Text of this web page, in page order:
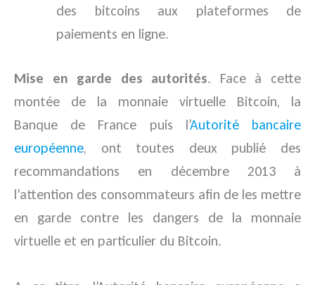
des bitcoins aux plateformes de
paiements en ligne.
Mise en garde des autorités. Face à cette
montée de la monnaie virtuelle Bitcoin, la
Banque de France puis l’Autorité bancaire
européenne, ont toutes deux publié des
recommandations en décembre 2013 à
l’attention des consommateurs afin de les mettre
en garde contre les dangers de la monnaie
virtuelle et en particulier du Bitcoin.